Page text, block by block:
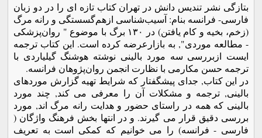
بتازگی نشر تندیس دانش در تهران کتاب تازه ای را در دو زبان
فارسی- فرانسه بنام: آسیب‌شناسی ازهم‌گسستگی و رانه مرگ
(زخم، بخیه و کام یافتن) در ۱۳۰ برگ با موضوع " روان‌پزشکی
- مطالعه موردی", به بازارعرضه کرده است. این کتاب ترجمه
ایست ازبررسی سه مورد بالینی نوشته هوشنگ گیلیاردی با
ترجمه حسن مکارمی با نظارت انجمن روان‌پژوهان فرانسه.
در این کتاب, جدای پیشگفتار که شرایط تهیه گزارش موردهای
بالینی, ترجمه و مشکلات آن را معرفی می کند, چند مورد
بالینی که همه در راستای حضور و هدایت رانه مرگ اند, مورد
بررسی دقیق قرار می گیرند. و در انتها بخش فرهنگ واژگان (
فارسی - فرانسه) را می خوانیم که کمکی است به تعریف